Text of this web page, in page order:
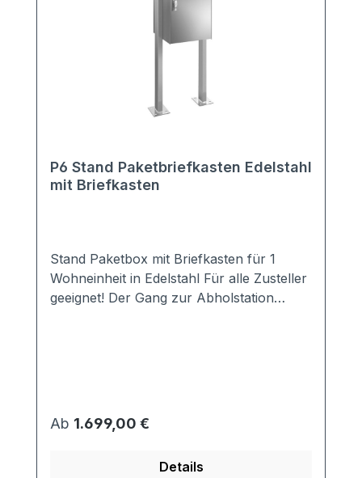
P6 Stand Paketbriefkasten Edelstahl
mit Briefkasten
Stand Paketbox mit Briefkasten für 1
Wohneinheit in Edelstahl Für alle Zusteller
geeignet! Der Gang zur Abholstation
DIN EN 13724 konformer Briefkasten
(passend für alle DIN A4 Umschläge) 1
Auswahl) 3-Punkt-Verriegeleung inkl.
Regulärer Preis:
Ab 1.699,00 €
Details